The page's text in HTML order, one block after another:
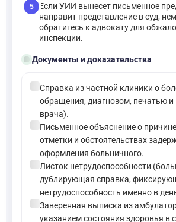
5
Если УИИ вынесет письменное
направит представление в суд,
обратитесь к адвокату для
инспекции.
folder_openДокументы и доказательства
check_circle
Справка из частной клиники о
обращения, диагнозом, печатью
врача).
check_circle
Письменное объяснение о
отметки и обстоятельствах
оформления больничного.
check_circle
Листок нетрудоспособности
дублирующая справка,
нетрудоспособность именно в
check_circle
Заверенная выписка из
указанием состояния здоровья в